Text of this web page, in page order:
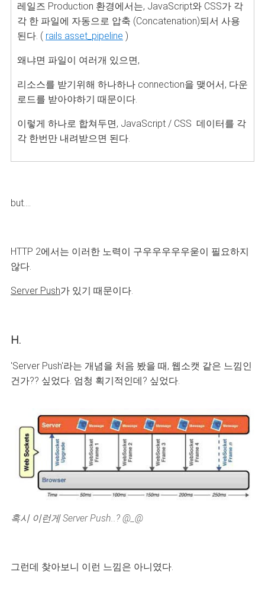
레일즈 Production 환경에서는, JavaScript와 CSS가 각
각 한 파일에 자동으로 압축 (Concatenation)되서 사용
된다. ( rails asset_pipeline )
왜냐면 파일이 여러개 있으면,
리소스를 받기위해 하나하나 connection을 맺어서, 다운
로드를 받아야하기 때문이다.
이렇게 하나로 합쳐두면, JavaScript / CSS 데이터를 각
각 한번만 내려받으면 된다.
but....
HTTP 2에서는 이러한 노력이 구우우우우우욷이 필요하지
않다.
Server Push가 있기 때문이다.
H.
'Server Push'라는 개념을 처음 봤을 때, 웹소캣 같은 느낌인
건가?? 싶었다. 엄청 획기적인데? 싶었다.
혹시 이런게 Server Push..? @_@
그런데 찾아보니 이런 느낌은 아니였다.